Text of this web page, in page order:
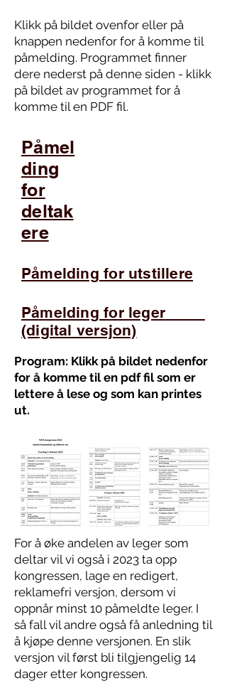
Klikk på bildet ovenfor eller på
knappen nedenfor for å komme til
påmelding. Programmet finner
dere nederst på denne siden - klikk
på bildet av programmet for å
komme til en PDF fil.
Påmel
ding
for
deltak
ere
Påmelding for utstillere
Påmelding for leger
(digital versjon)
Program: Klikk på bildet nedenfor
for å komme til en pdf fil som er
lettere å lese og som kan printes
ut.
For å øke andelen av leger som
deltar vil vi også i 2023 ta opp
kongressen, lage en redigert,
reklamefri versjon, dersom vi
oppnår minst 10 påmeldte leger. I
så fall vil andre også få anledning til
å kjøpe denne versjonen. En slik
versjon vil først bli tilgjengelig 14
dager etter kongressen.